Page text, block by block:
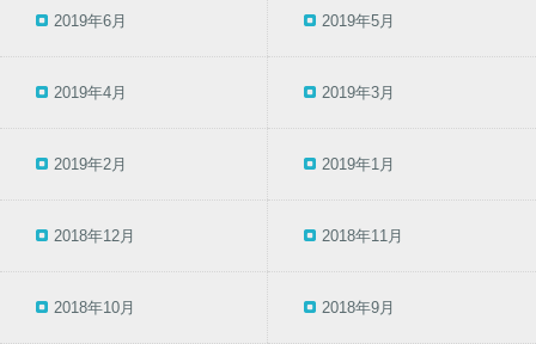
2019年6月 2019年5月
2019年4月 2019年3月
2019年2月 2019年1月
2018年12月 2018年11月
2018年10月 2018年9月